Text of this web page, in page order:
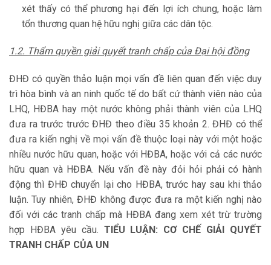
xét thấy có thể phương hại đến lợi ích chung, hoặc làm
tổn thương quan hệ hữu nghị giữa các dân tộc.
1.2. Thẩm quyền giải quyết tranh chấp của Đại hội đồng
ĐHĐ có quyền thảo luận mọi vấn đề liên quan đến việc duy
trì hòa bình và an ninh quốc tế do bất cứ thành viên nào của
LHQ, HĐBA hay một nước không phải thành viên của LHQ
đưa ra trước trước ĐHĐ theo điều 35 khoản 2. ĐHĐ có thể
đưa ra kiến nghị về mọi vấn đề thuộc loại này với một hoặc
nhiều nước hữu quan, hoặc với HĐBA, hoặc với cả các nước
hữu quan và HĐBA. Nếu vấn đề này đỏi hỏi phải có hành
động thì ĐHĐ chuyển lại cho HĐBA, trước hay sau khi thảo
luận. Tuy nhiên, ĐHĐ không được đưa ra một kiến nghị nào
đối với các tranh chấp mà HĐBA đang xem xét trừ trường
hợp HĐBA yêu cầu. TIỂU LUẬN: CƠ CHẾ GIẢI QUYẾT
TRANH CHẤP CỦA UN